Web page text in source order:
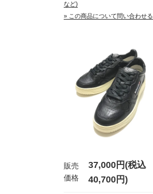
など)
» この商品について問い合わせる
販売
価格
37,000円(税込
40,700円)